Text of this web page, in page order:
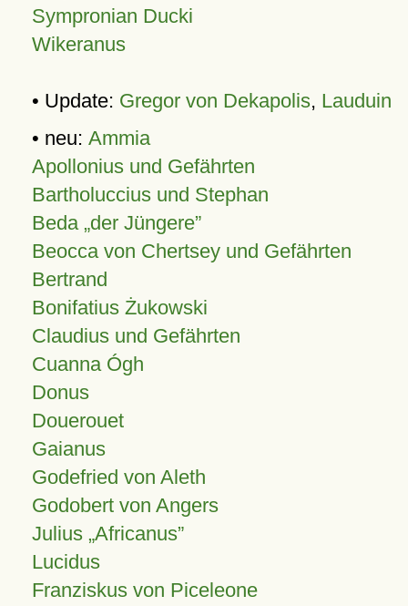
Sympronian Ducki
Wikeranus
• Update: Gregor von Dekapolis, Lauduin
• neu: Ammia
Apollonius und Gefährten
Bartholuccius und Stephan
Beda „der Jüngere”
Beocca von Chertsey und Gefährten
Bertrand
Bonifatius Żukowski
Claudius und Gefährten
Cuanna Ógh
Donus
Douerouet
Gaianus
Godefried von Aleth
Godobert von Angers
Julius Africanus
Lucidus
Franziskus von Piceleone